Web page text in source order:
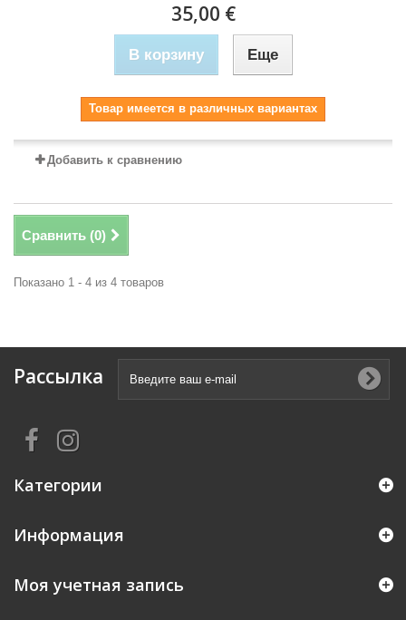
35,00 €
В корзину Еще
Товар имеется в различных вариантах
Добавить к сравнению
Сравнить (0)
Показано 1 - 4 из 4 товаров
Рассылка
Категории
Информация
Моя учетная запись